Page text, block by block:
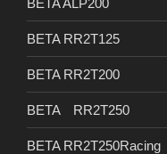
BETA RR2T125
BETA RR2T200
BETA RR2T250
BETA RR2T250Racing